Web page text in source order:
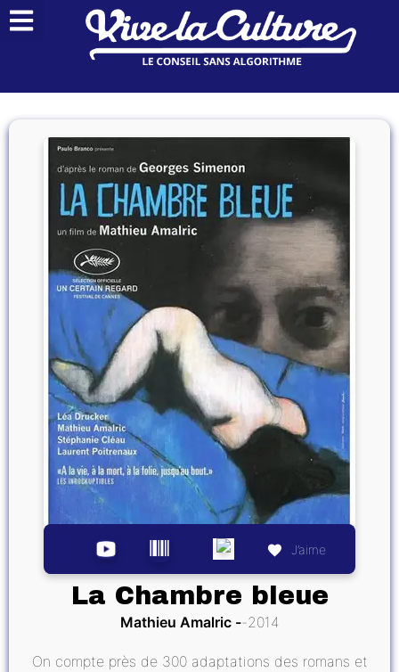
J’aime
La Chambre bleue
Mathieu Amalric 2014
On compte près de 300 adaptations des romans et